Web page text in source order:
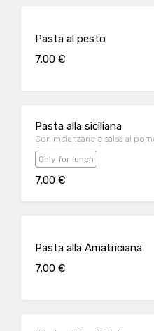
Pasta al pesto
7.00 €
Pasta alla siciliana
Con melanzane e salsa al
Only for lunch
7.00 €
Pasta alla Amatriciana
7.00 €